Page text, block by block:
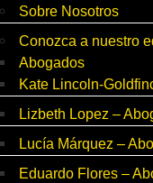
Sobre Nosotros
Conozca a nuestro
Abogados
Kate Lincoln-
Lizbeth Lopez –
Lucía Márquez –
Eduardo Flores –